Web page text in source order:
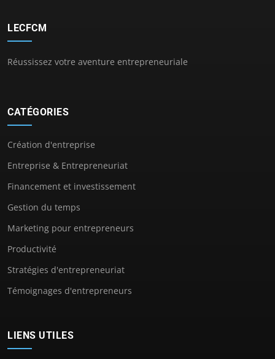
LECFCM
Réussissez votre aventure entrepreneuriale
CATÉGORIES
Création d'entreprise
Entreprise & Entrepreneuriat
Financement et investissement
Gestion du temps
Marketing pour entrepreneurs
Productivité
Stratégies d'entrepreneuriat
Témoignages d'entrepreneurs
LIENS UTILES